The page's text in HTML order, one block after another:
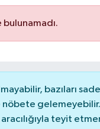
bazıları
teyit